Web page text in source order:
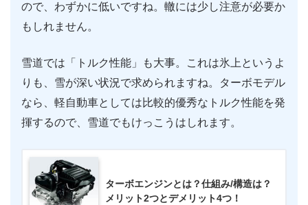
ので、わずかに低いですね。轍には少し注意が必要か
もしれません。
雪道では「トルク性能」も大事。これは氷上というよ
りも、雪が深い状況で求められますね。ターボモデル
なら、軽自動車としては比較的優秀なトルク性能を発
揮するので、雪道でもけっこうはしれます。
ターボエンジンとは？仕組み/構造は？
メリット2つとデメリット4つ！